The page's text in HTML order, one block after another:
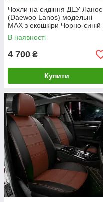
Чохли на сидіння ДЕУ Ланос
(Daewoo Lanos) модельні
MAX з екошкіри Чорно-синій
В наявності
4 700 ₴
Купити